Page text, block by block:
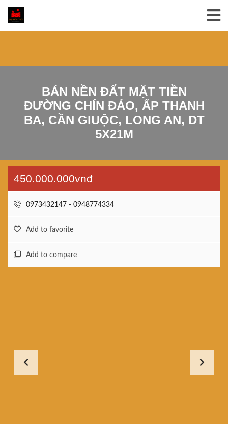
BÁN NỀN ĐẤT MẶT TIỀN
ĐƯỜNG CHÍN ĐẢO, ẤP THANH
BA, CẦN GIUỘC, LONG AN, DT
5X21M
450.000.000vnđ
0973432147 - 0948774334
Add to favorite
Add to compare